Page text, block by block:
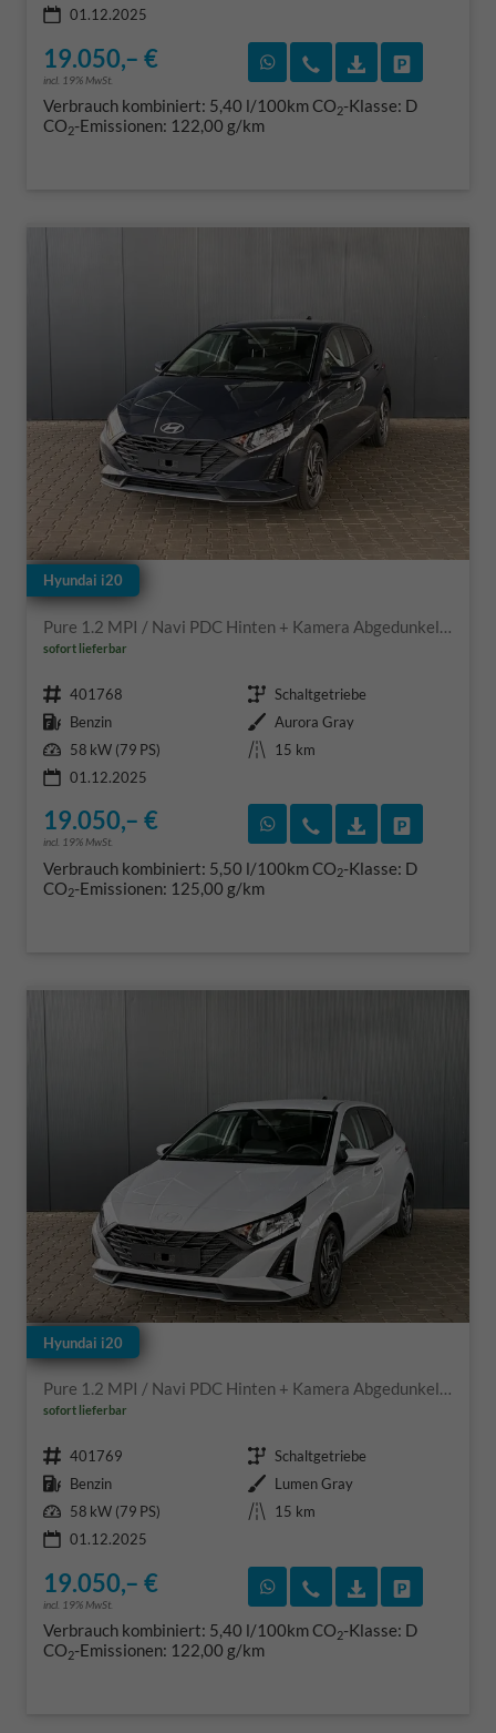
01.12.2025
19.050,– €
incl. 19% MwSt.
Rückruf vereinbaren
Wir rufen Sie an
Verbrauch kombiniert: 5,40 l/100kmCO2-Klasse: D
CO2-Emissionen: 122,00 g/km
Hyundai i20
Pure 1.2 MPI / Navi PDC Hinten + Kamera Abgedunkelte Scheiben Tempomat Alu 16"
sofort lieferbar
Fahrzeugnr. 401768 Getriebe Schaltgetriebe
Kraftstoff Benzin Außenfarbe Aurora Gray
Leistung 58 kW (79 PS) Kilometerstand
15 km
01.12.2025
19.050,– €
incl. 19% MwSt.
Rückruf vereinbaren
Wir rufen Sie an
Verbrauch kombiniert: 5,50 l/100kmCO2-Klasse: D
CO2-Emissionen: 125,00 g/km
Hyundai i20
Pure 1.2 MPI / Navi PDC Hinten + Kamera Abgedunkelte Scheiben Tempomat Alu 16"
sofort lieferbar
Fahrzeugnr. 401769 Getriebe Schaltgetriebe
Kraftstoff Benzin Außenfarbe Lumen Gray
Leistung 58 kW (79 PS) Kilometerstand
15 km
01.12.2025
19.050,– €
incl. 19% MwSt.
Rückruf vereinbaren
Wir rufen Sie an
Verbrauch kombiniert: 5,40 l/100kmCO2-Klasse: D
CO2-Emissionen: 122,00 g/km